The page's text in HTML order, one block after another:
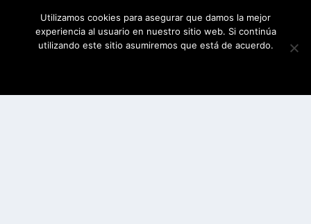
Utilizamos cookies para asegurar que damos la mejor
experiencia al usuario en nuestro sitio web. Si continúa
utilizando este sitio asumiremos que está de acuerdo.